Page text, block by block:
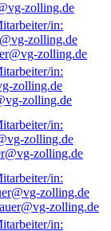
zolling.de
zolling.de
zolling.de
zolling.de
zolling.de